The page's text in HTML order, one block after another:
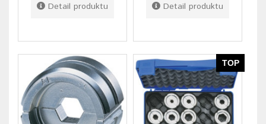
Detail produktu
Detail produktu
TOP